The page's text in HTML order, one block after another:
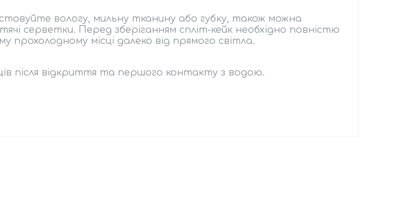
вологу, мильну тканину або губку, також можна
серветки. Перед зберіганням спліт-кейк необхідно повністю
прохолодному місці далеко від прямого світла.
після відкриття та першого контакту з водою.